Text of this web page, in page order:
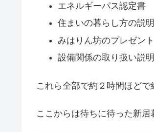
エネルギーパス認定書
住まいの暮らし方の説明
みはりん坊のプレゼント
設備関係の取り扱い説明
これら全部で約２時間ほどで
ここからは待ちに待った新